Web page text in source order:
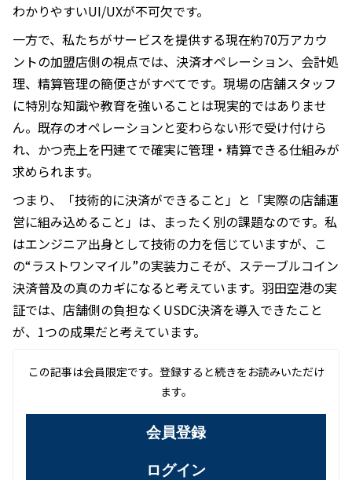
わかりやすいUI/UXが不可欠です。
一方で、私たちがサービスを提供する現在約70万アカウ
ントの加盟店側の視点では、決済オペレーション、会計処
理、精算管理の簡便さがすべてです。現場の店舗スタッフ
に特別な知識や教育を強いることは現実的ではありませ
ん。既存のオペレーションと変わらない形で受け付けら
れ、かつ売上を円建てで確実に管理・精算できる仕組みが
求められます。
つまり、「技術的に決済ができること」と「実際の店舗運
営に組み込めること」は、まったく別の課題なのです。私
はエンジニア出身として技術の力を信じていますが、こ
の“ラストワンマイル”の実装力こそが、ステーブルコイン
決済普及の真のカギになると考えています。羽田空港の実
証では、店舗側の負担なくUSDC決済を導入できたこと
が、1つの成果だと考えています。
この記事は会員限定です。登録すると続きをお読みいただけ
ます。
会員登録
ログイン